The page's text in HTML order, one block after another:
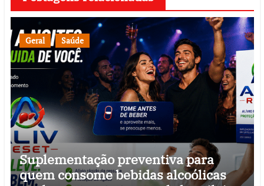
Geral Saúde
Suplementação preventiva para
quem consome bebidas alcoólicas